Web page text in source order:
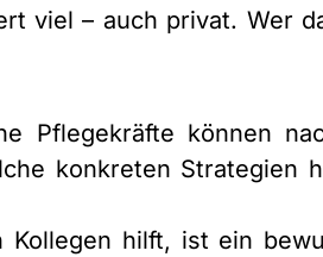
viel – auch privat. Wer
Pflegekräfte können
konkreten
hilft, ist ein